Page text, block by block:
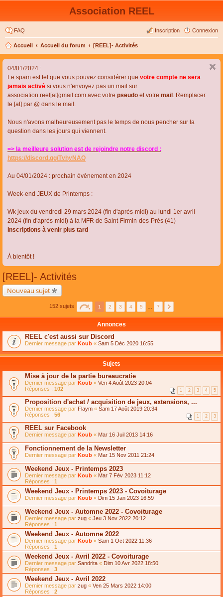
Association REEL
FAQ Connexion
Inscription
Accueil Accueil du forum [REEL]- Activités
04/01/2024 :
Le spam est tel que vous pouvez considérer que votre compte ne sera
jamais activé si vous n'envoyez pas un mail sur
association.reel[at]gmail.com avec votre pseudo et votre mail . Remplacer
le [at] par @ dans le mail.
Nous n'avons malheureusement pas le temps de nous pencher sur la
question dans les jours qui viennent.
=> la meilleure solution est de rejoindre notre discord :
https://discord.gg/TvhyNAQ
Au 04/01/2024 : prochain évènement en 2024
Week-end JEUX de Printemps :
Wk jeux du vendredi 29 mars 2024 (fin d'après-midi) au lundi 1er avril
2024 (fin d'après-midi) à la MFR de Saint-Firmin-des-Près (41)
Inscriptions à venir plus tard
À bientôt !
[REEL]- Activités
Nouveau sujet
152 sujets 1 2 3 4 5 7
Annonces
REEL c'est aussi sur Discord
Dernier message par Koub « Sam 5 Déc 2020 16:55
Sujets
Mise à jour de la partie bureaucratie
Dernier message par Koub « Ven 4 Août 2023 20:04
Réponses : 102 1 2 3 4 5
Proposition d'achat / acquisition de jeux, extensions, ...
Dernier message par Flaym « Sam 17 Août 2019 20:34
Réponses : 56 1 2 3
REEL sur Facebook
Dernier message par Koub « Mar 16 Juil 2013 14:16
Fonctionnement de la Newsletter
Dernier message par Koub « Mar 15 Nov 2011 21:24
Weekend Jeux - Printemps 2023
Dernier message par Koub « Mar 7 Fév 2023 11:12
Réponses : 1
Weekend Jeux - Printemps 2023 - Covoiturage
Dernier message par Koub « Dim 15 Jan 2023 16:59
Weekend Jeux - Automne 2022 - Covoiturage
Dernier message par zug « Jeu 3 Nov 2022 20:12
Réponses : 1
Weekend Jeux - Automne 2022
Dernier message par Koub « Sam 1 Oct 2022 11:36
Réponses : 1
Weekend Jeux - Avril 2022 - Covoiturage
Dernier message par Sandrita « Dim 10 Avr 2022 18:50
Réponses : 3
Weekend Jeux - Avril 2022
Dernier message par zug « Ven 25 Mars 2022 14:00
Réponses : 2